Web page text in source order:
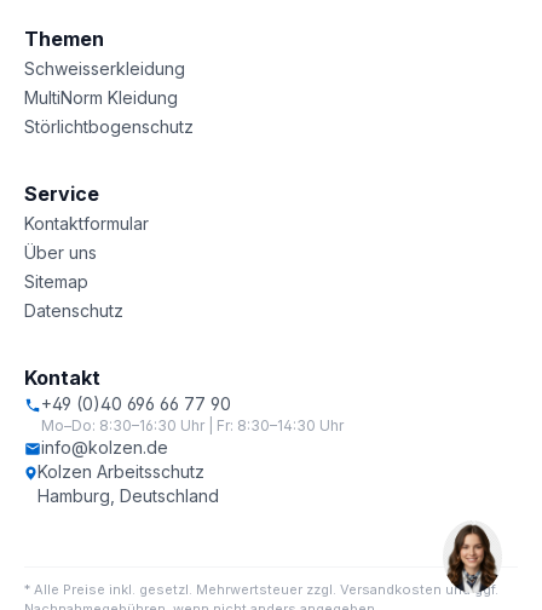
Themen
Schweisserkleidung
MultiNorm Kleidung
Störlichtbogenschutz
Service
Kontaktformular
Über uns
Sitemap
Datenschutz
Kontakt
+49 (0)40 696 66 77 90
Mo–Do: 8:30–16:30 Uhr | Fr: 8:30–14:30 Uhr
info@kolzen.de
Kolzen Arbeitsschutz
Hamburg, Deutschland
* Alle Preise inkl. gesetzl. Mehrwertsteuer zzgl. Versandkosten und ggf.